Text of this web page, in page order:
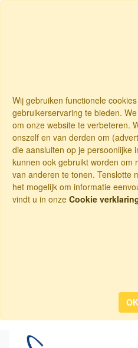
Wij gebruiken functionele
gebruikerservaring te bieden.
om onze website te verbeteren.
onszelf en van derden om
die aansluiten op je persoonlijke
kunnen ook gebruikt worden om
van anderen te tonen. Tenslotte
het mogelijk om informatie
vindt u in onze Cookie
OK